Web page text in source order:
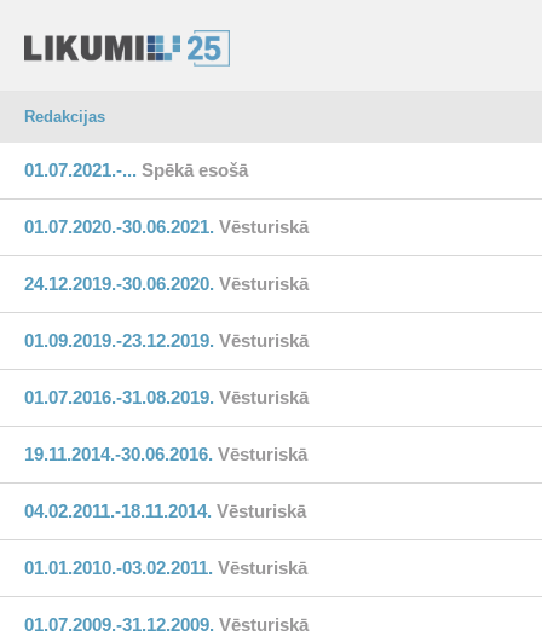
Redakcijas
01.07.2021.-... Spēkā esošā
01.07.2020.-30.06.2021. Vēsturiskā
24.12.2019.-30.06.2020. Vēsturiskā
01.09.2019.-23.12.2019. Vēsturiskā
01.07.2016.-31.08.2019. Vēsturiskā
19.11.2014.-30.06.2016. Vēsturiskā
04.02.2011.-18.11.2014. Vēsturiskā
01.01.2010.-03.02.2011. Vēsturiskā
01.07.2009.-31.12.2009. Vēsturiskā